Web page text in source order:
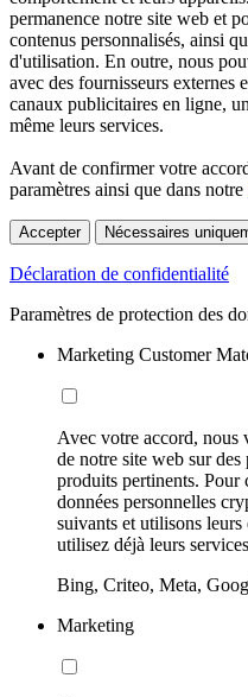
permanence notre site web et
contenus personnalisés, ainsi
d'utilisation. En outre, nous
avec des fournisseurs externes
canaux publicitaires en ligne,
même leurs services.
Avant de confirmer votre
paramètres ainsi que dans notre
Accepter Nécessaires
Déclaration de confidentialité
Paramètres de protection des
Marketing Customer
Avec votre accord, nous
de notre site web sur
produits pertinents. Pour
données personnelles
suivants et utilisons
utilisez déjà leurs
Bing, Criteo, Meta,
Marketing